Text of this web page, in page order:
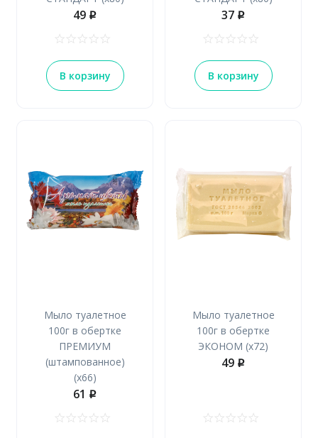
49 p
В корзину
37 p
В корзину
Мыло туалетное
100г в обертке
ПРЕМИУМ
(штампованное)
(х66)
61 p
Мыло туалетное
100г в обертке
ЭКОНОМ (х72)
49 p